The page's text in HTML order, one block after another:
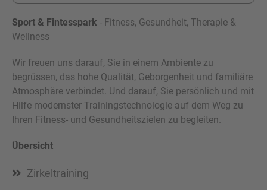
Sport & Fintesspark - Fitness, Gesundheit, Therapie &
Wellness
Wir freuen uns darauf, Sie in einem Ambiente zu
begrüssen, das hohe Qualität, Geborgenheit und familiäre
Atmosphäre verbindet. Und darauf, Sie persönlich und mit
Hilfe modernster Trainingstechnologie auf dem Weg zu
Ihren Fitness- und Gesundheitszielen zu begleiten.
Übersicht
Zirkeltraining